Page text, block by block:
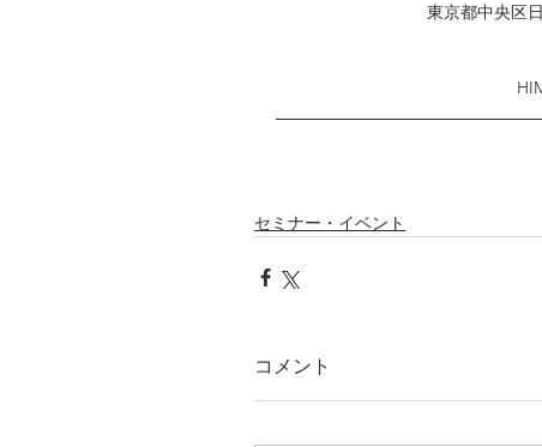
東京都中央区
セミナー・イベント
コメント